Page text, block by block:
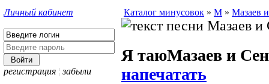
Личный кабинет
регистрация ¦ забыли
Каталог минусовок » М » Мазаев
Я таюМазаев и
напечатать